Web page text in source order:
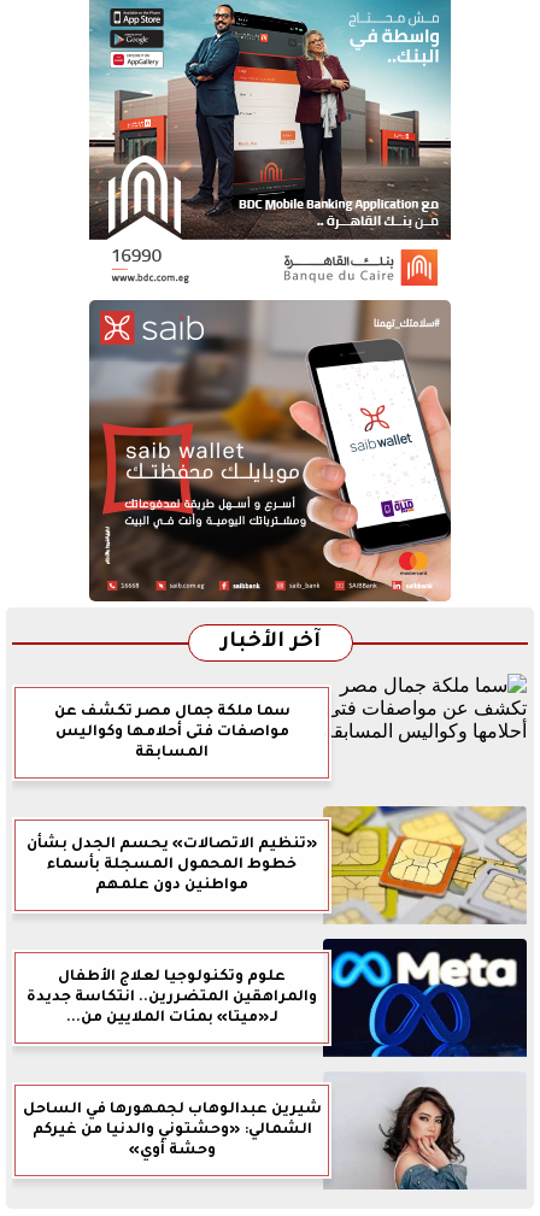
آخر الأخبار
سما ملكة جمال مصر تكشف عن
مواصفات فتى أحلامها وكواليس
المسابقة
«تنظيم الاتصالات» يحسم الجدل بشأن
خطوط المحمول المسجلة بأسماء
مواطنين دون علمهم
علوم وتكنولوجيا لعلاج الأطفال
والمراهقين المتضررين.. انتكاسة جديدة
لـ«ميتا» بمئات الملايين من...
شيرين عبدالوهاب لجمهورها في الساحل
الشمالي: «وحشتوني والدنيا من غيركم
وحشة أوي»